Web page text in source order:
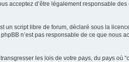
acceptez d’être légalement responsable
un script libre de forum, déclaré sous la
n’est pas responsable de ce que nous
les lois de votre pays, du pays où